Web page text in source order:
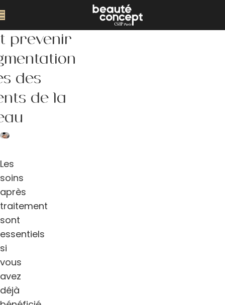
prévenir
des
de la
Les
soins
après
traitement
sont
essentiels
si
vous
avez
déjà